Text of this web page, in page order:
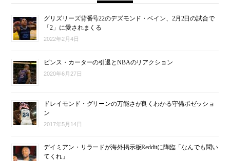
グリズリーズ背番号22のデズモンド・ベイン、2月2日の試合で
「2」に愛されまくる
2022年2月4日
ビンス・カーターの引退とNBAのリアクション
2020年6月27日
ドレイモンド・グリーンの万能さが良くわかる守備ポゼッショ
ン
2017年5月14日
デイミアン・リラードが海外掲示板Redditに降臨「なんでも聞い
てくれ」